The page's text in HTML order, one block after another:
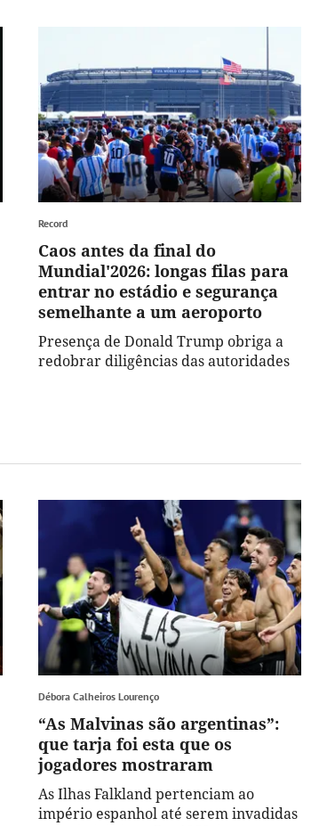
Record
Caos antes da final do
Mundial'2026: longas filas para
entrar no estádio e segurança
semelhante a um aeroporto
Presença de Donald Trump obriga a
redobrar diligências das autoridades
Débora Calheiros Lourenço
“As Malvinas são argentinas”:
que tarja foi esta que os
jogadores mostraram
As Ilhas Falkland pertenciam ao
império espanhol até serem invadidas